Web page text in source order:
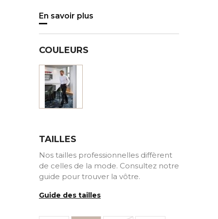
En savoir plus
COULEURS
TAILLES
Nos tailles professionnelles diffèrent
de celles de la mode. Consultez notre
guide pour trouver la vôtre.
Guide des tailles